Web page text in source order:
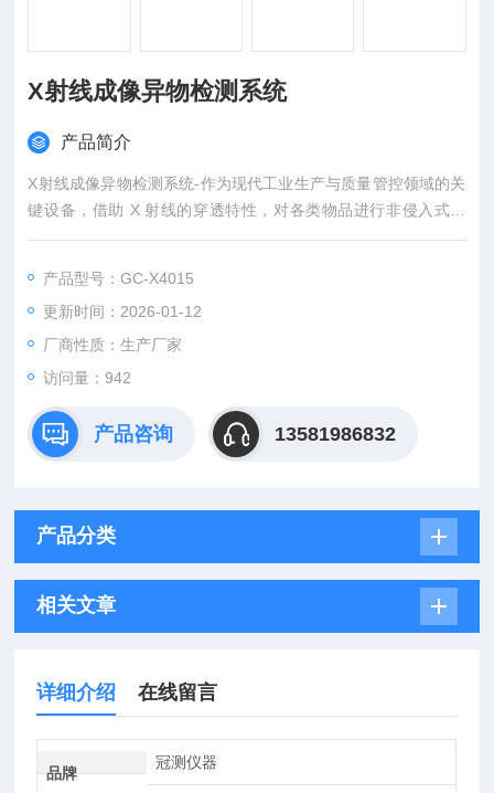
X射线成像异物检测系统
产品简介
X射线成像异物检测系统-作为现代工业生产与质量管控领域的关
键设备，借助 X 射线的穿透特性，对各类物品进行非侵入式检
查，识别出内部潜藏的异物。
产品型号：GC-X4015
更新时间：2026-01-12
厂商性质：生产厂家
访问量：942
产品咨询 13581986832
产品分类
相关文章
详细介绍 在线留言
品牌
冠测仪器